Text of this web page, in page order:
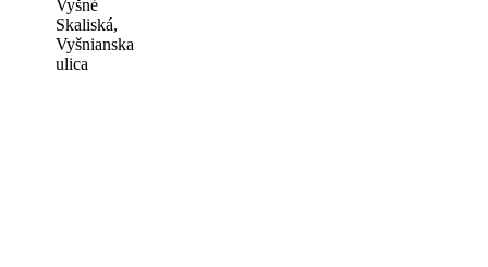
Vyšné
Skaliská,
Vyšnianska
ulica